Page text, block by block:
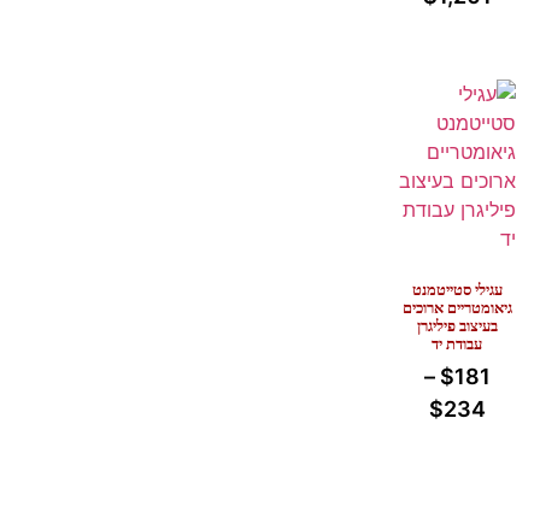
עגילי סטייטמנט
גיאומטריים ארוכים
בעיצוב פיליגרן
עבודת יד
$181
–
$234